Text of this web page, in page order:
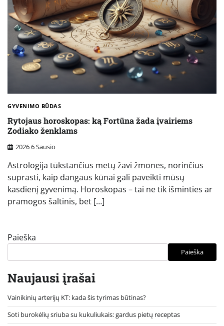
GYVENIMO BŪDAS
Rytojaus horoskopas: ką Fortūna žada įvairiems
Zodiako ženklams
2026 6 Sausio
Astrologija tūkstančius metų žavi žmones, norinčius
suprasti, kaip dangaus kūnai gali paveikti mūsų
kasdienį gyvenimą. Horoskopas – tai ne tik išminties ar
pramogos šaltinis, bet […]
Paieška
Paieška
Naujausi įrašai
Vainikinių arterijų KT: kada šis tyrimas būtinas?
Soti burokėlių sriuba su kukuliukais: gardus pietų receptas